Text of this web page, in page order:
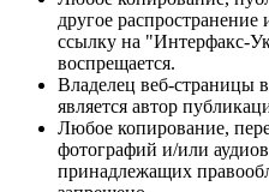
другое
ссылку на "Интерфакс-
воспрещается.
Владелец веб-страницы
является автор
Любое копирование,
фотографий и/или
принадлежащих